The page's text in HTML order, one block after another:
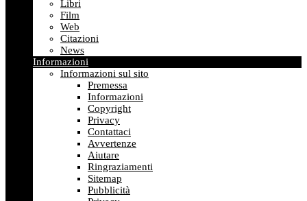
Libri
Film
Web
Citazioni
News
Informazioni
Informazioni sul sito
Premessa
Informazioni
Copyright
Privacy
Contattaci
Avvertenze
Aiutare
Ringraziamenti
Sitemap
Pubblicità